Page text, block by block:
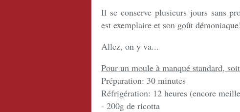
Il se conserve plusieurs jours sans
est exemplaire et son goût
Allez, on y va...
Pour un moule à manqué standard,
Préparation: 30 minutes
Réfrigération: 12 heures (encore
- 200g de ricotta